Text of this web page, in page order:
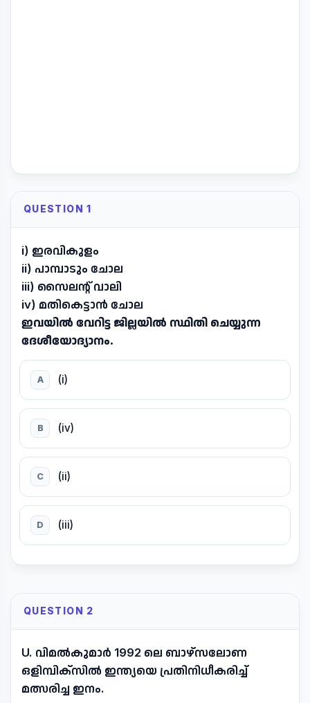
QUESTION 1
i) ഇരവികുളം
ii) പാമ്പാടും ചോല
iii) സൈലന്റ് വാലി
iv) മതികെട്ടാൻ ചോല
ഇവയിൽ വേറിട്ട ജില്ലയിൽ സ്ഥിതി ചെയ്യുന്ന
ദേശീയോദ്യാനം.
A (i)
B (iv)
C (ii)
D (iii)
QUESTION 2
U. വിമൽകുമാർ 1992 ലെ ബാഴ്സലോണ
ഒളിമ്പിക്സിൽ ഇന്ത്യയെ പ്രതിനിധീകരിച്ച്
മത്സരിച്ച ഇനം.